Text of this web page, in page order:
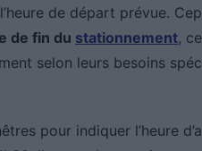
de départ prévue.
de fin du stationnement,
selon leurs besoins
pour indiquer l’heure